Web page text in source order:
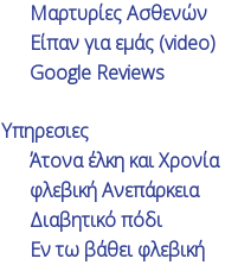
Μαρτυρίες Ασθενών
Είπαν για εμάς (video)
Google Reviews
Υπηρεσιες
Άτονα έλκη και Χρονία
φλεβική Ανεπάρκεια
Διαβητικό πόδι
Εν τω βάθει φλεβική